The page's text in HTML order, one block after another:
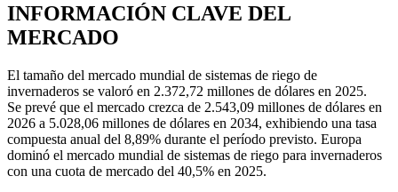
INFORMACIÓN CLAVE DEL
MERCADO
El tamaño del mercado mundial de sistemas de riego de
invernaderos se valoró en 2.372,72 millones de dólares en 2025.
Se prevé que el mercado crezca de 2.543,09 millones de dólares en
2026 a 5.028,06 millones de dólares en 2034, exhibiendo una tasa
compuesta anual del 8,89% durante el período previsto. Europa
dominó el mercado mundial de sistemas de riego para invernaderos
con una cuota de mercado del 40,5% en 2025.